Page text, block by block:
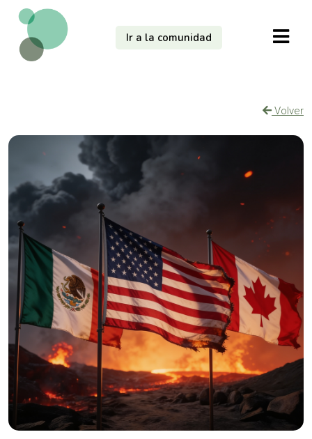
Ir a la comunidad
Volver